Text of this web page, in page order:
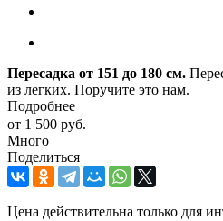
Пересадка от 151 до 180 см.
из легких. Поручите это нам.
Подробнее
от 1 500 руб.
Много
Поделиться
Цена действительна только для